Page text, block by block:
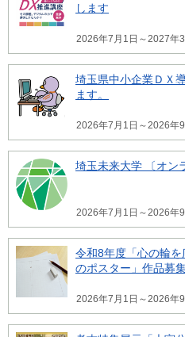
します
2026年7月1日～2027年
埼玉県中小企業ＤＸ
ます。
2026年7月1日～2026年
埼玉未来大学 〔オン
2026年7月1日～2026年
令和8年度「心の輪
のポスター」作品募
2026年7月1日～2026年